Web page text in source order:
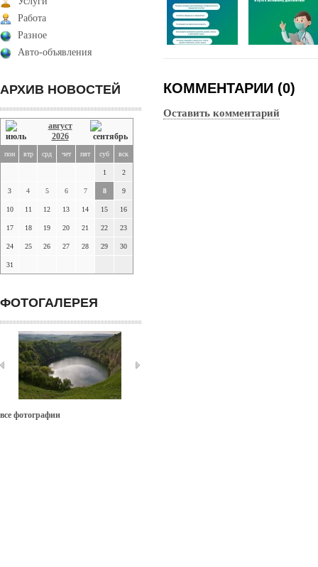
Работа
Разное
Авто-объявления
АРХИВ НОВОСТЕЙ
август
2026
пон втр срд чет пят суб вск
1 2
3 4 5 6 7 8 9
10 11 12 13 14 15 16
17 18 19 20 21 22 23
24 25 26 27 28 29 30
31
ФОТОГАЛЕРЕЯ
все фотографии
КОММЕНТАРИИ (0)
Оставить комментарий